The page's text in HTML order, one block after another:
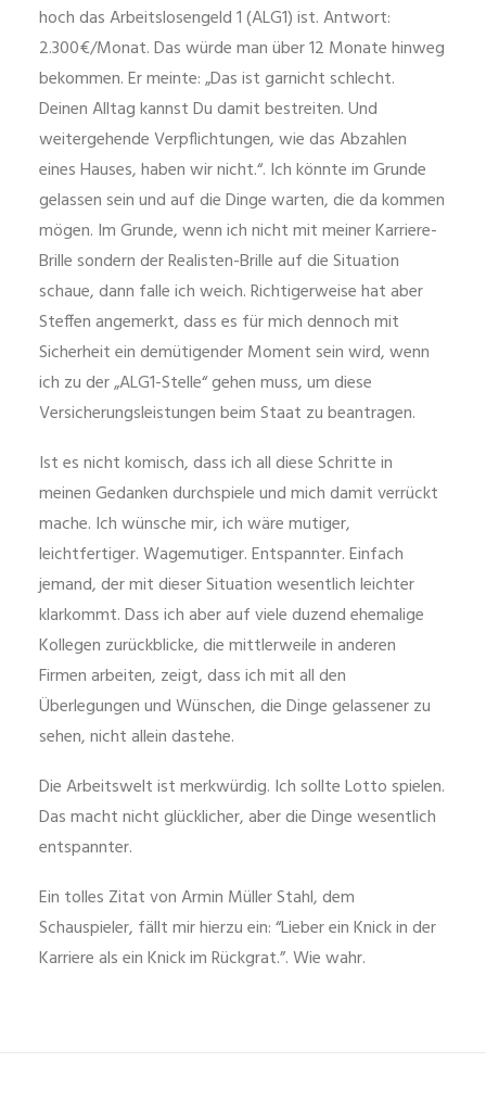
hoch das Arbeitslosengeld 1 (ALG1) ist. Antwort:
2.300€/Monat. Das würde man über 12 Monate hinweg
bekommen. Er meinte: „Das ist garnicht schlecht.
Deinen Alltag kannst Du damit bestreiten. Und
weitergehende Verpflichtungen, wie das Abzahlen
eines Hauses, haben wir nicht.“. Ich könnte im Grunde
gelassen sein und auf die Dinge warten, die da kommen
mögen. Im Grunde, wenn ich nicht mit meiner Karriere-
Brille sondern der Realisten-Brille auf die Situation
schaue, dann falle ich weich. Richtigerweise hat aber
Steffen angemerkt, dass es für mich dennoch mit
Sicherheit ein demütigender Moment sein wird, wenn
ich zu der „ALG1-Stelle“ gehen muss, um diese
Versicherungsleistungen beim Staat zu beantragen.
Ist es nicht komisch, dass ich all diese Schritte in
meinen Gedanken durchspiele und mich damit verrückt
mache. Ich wünsche mir, ich wäre mutiger,
leichtfertiger. Wagemutiger. Entspannter. Einfach
jemand, der mit dieser Situation wesentlich leichter
klarkommt. Dass ich aber auf viele duzend ehemalige
Kollegen zurückblicke, die mittlerweile in anderen
Firmen arbeiten, zeigt, dass ich mit all den
Überlegungen und Wünschen, die Dinge gelassener zu
sehen, nicht allein dastehe.
Die Arbeitswelt ist merkwürdig. Ich sollte Lotto spielen.
Das macht nicht glücklicher, aber die Dinge wesentlich
entspannter.
Ein tolles Zitat von Armin Müller Stahl, dem
Schauspieler, fällt mir hierzu ein: “Lieber ein Knick in der
Karriere als ein Knick im Rückgrat.”. Wie wahr.